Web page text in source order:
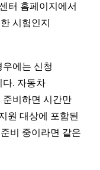
터 홈페이지에서
시험인지
에는 신청
다. 자동차
준비하면 시간만
원 대상에 포함된
비 중이라면 같은